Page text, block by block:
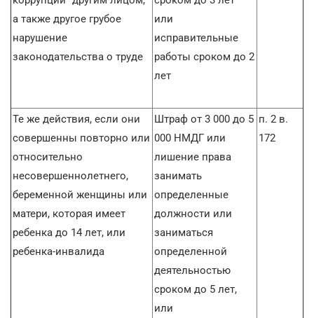
а также другое грубое
нарушение
законодательства о труде
или
исправительные
работы сроком до 2
лет
Те же действия, если они
совершенны повторно или
относительно
несовершеннолетнего,
беременной женщины или
матери, которая имеет
ребенка до 14 лет, или
ребенка-инвалида
Штраф от 3 000 до 5
000 НМДГ или
лишение права
занимать
определенные
должности или
заниматься
определенной
деятельностью
сроком до 5 лет,
или
п. 2 в.
172